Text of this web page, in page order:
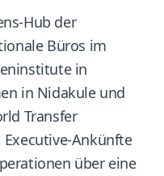
Hub der
Büros im
in
in Nidakule und
Transfer
Ankünfte
über eine